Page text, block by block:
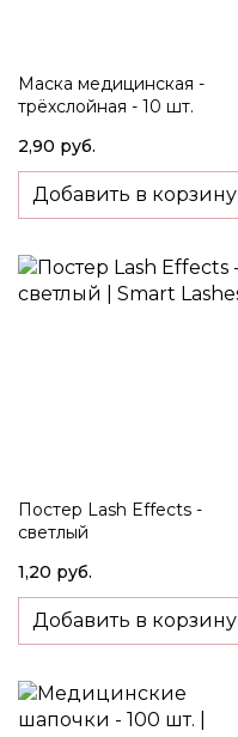
Маска медицинская -
трёхслойная - 10 шт.
2,90 руб.
Добавить в корзину
Постер Lash Effects -
светлый
1,20 руб.
Добавить в корзину